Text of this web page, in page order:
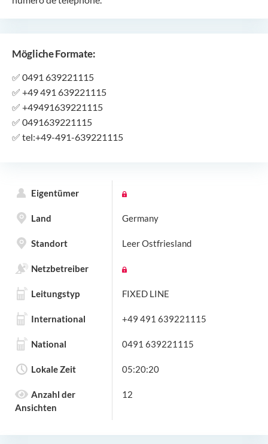
Mögliche Formate:
✅ 0491 639221115
✅ +49 491 639221115
✅ +49491639221115
✅ 0491639221115
✅ tel:+49-491-639221115
Eigentümer
Land Germany
Standort Leer Ostfriesland
Netzbetreiber
Leitungstyp FIXED LINE
International +49 491 639221115
National 0491 639221115
Lokale Zeit 05:20:20
Anzahl der
Ansichten
12